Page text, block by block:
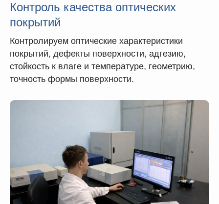
Контроль качества оптических
покрытий
Контролируем оптические характеристики
покрытий, дефекты поверхности, адгезию,
стойкость к влаге и температуре, геометрию,
точность формы поверхности.